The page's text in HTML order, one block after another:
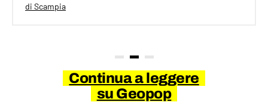
di Scampia
Continua a leggere
su Geopop